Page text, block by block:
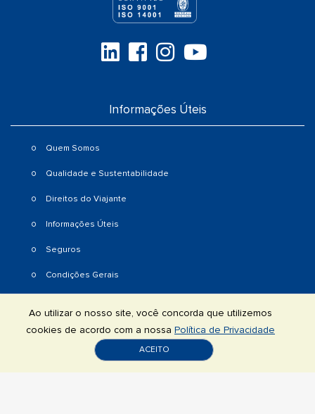
Informações Úteis
Quem Somos
Qualidade e Sustentabilidade
Direitos do Viajante
Informações Úteis
Seguros
Condições Gerais
Política de Privacidade
Livro de Reclamações Eletrónico
Ao utilizar o nosso site, você concorda que utilizemos
cookies de acordo com a nossa Política de Privacidade
ACEITO